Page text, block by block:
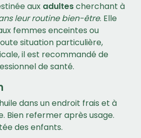
aux adultescherchant à
leur routine bien-être. Elle
femmes enceintes ou
situation particulière,
il est recommandé de
de santé.
dans un endroit frais et à
Bien refermer après usage.
des enfants.